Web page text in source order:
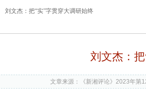
刘文杰：把“实”字贯穿大调研始终
刘文杰：
文章来源：《新湘评论》2023年第